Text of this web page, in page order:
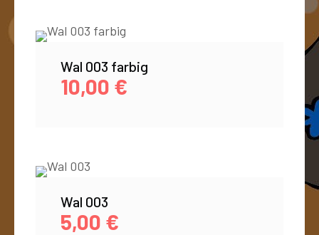
Wal 003 farbig
10,00 €
Wal 003
5,00 €